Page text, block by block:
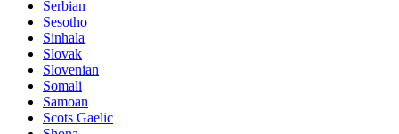
Serbian
Sesotho
Sinhala
Slovak
Slovenian
Somali
Samoan
Scots Gaelic